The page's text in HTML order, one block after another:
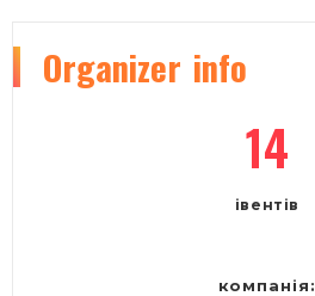
Organizer info
14
івентів
компанія: